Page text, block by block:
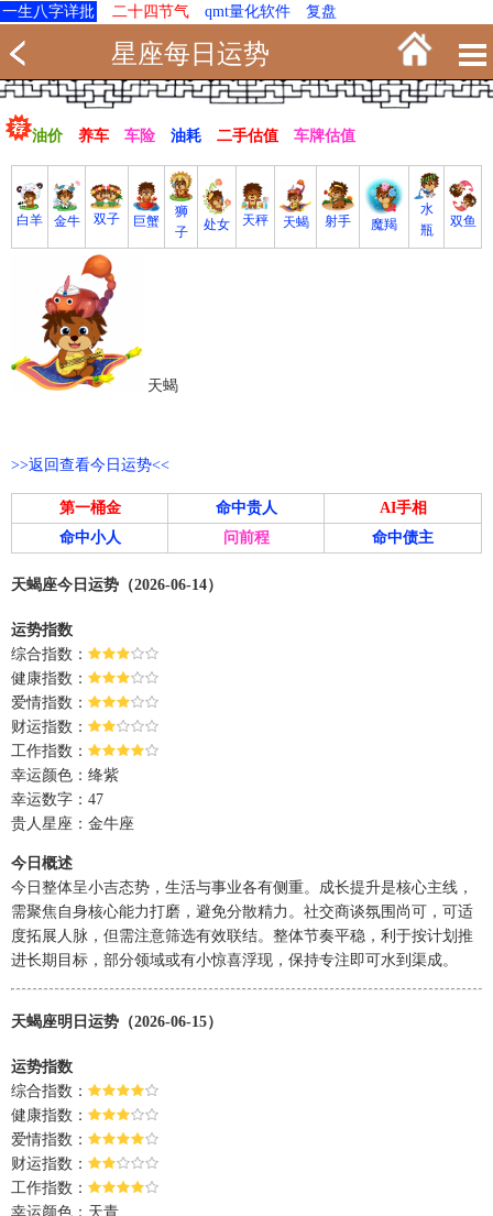
一生八字详批 二十四节气 qmt量化软件 复盘
星座每日运势
油价 养车 车险 油耗 二手估值 车牌估值
白羊 金牛 双子 巨蟹
狮
子
处女 天秤 天蝎 射手 魔羯
水
瓶
双鱼
天蝎
>>返回查看今日运势<<
第一桶金 命中贵人
AI手相
命中小人
问前程 命中债主
天蝎座今日运势（2026-06-14）
运势指数
综合指数：
健康指数：
爱情指数：
财运指数：
工作指数：
幸运颜色：绛紫
幸运数字：47
贵人星座：金牛座
今日概述
今日整体呈小吉态势，生活与事业各有侧重。成长提升是核心主线，
需聚焦自身核心能力打磨，避免分散精力。社交商谈氛围尚可，可适
度拓展人脉，但需注意筛选有效联结。整体节奏平稳，利于按计划推
进长期目标，部分领域或有小惊喜浮现，保持专注即可水到渠成。
天蝎座明日运势（2026-06-15）
运势指数
综合指数：
健康指数：
爱情指数：
财运指数：
工作指数：
幸运颜色：天青